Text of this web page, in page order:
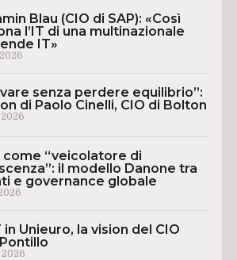
Blau (CIO di SAP): «Così
l’IT di una multinazionale
IT»
senza perdere equilibrio”:
di Paolo Cinelli, CIO di Bolton
come “veicolatore di
il modello Danone tra
e governance globale
in Unieuro, la vision del CIO